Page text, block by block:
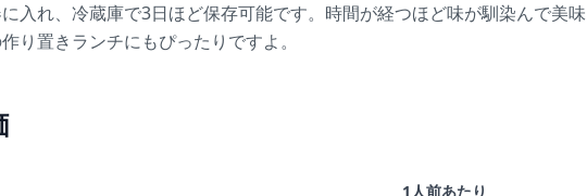
入れ、冷蔵庫で3日ほど保存可能です。時間が経つほど味が馴染んで美
り置きランチにもぴったりですよ。
1人前あたり